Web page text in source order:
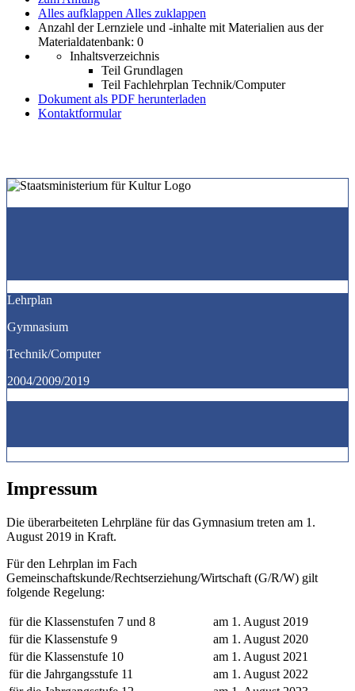
Alles aufklappen Alles zuklappen
Anzahl der Lernziele und -inhalte mit Materialien aus der
Materialdatenbank: 0
Inhaltsverzeichnis
Teil Grundlagen
Teil Fachlehrplan Technik/Computer
Dokument als PDF herunterladen
Kontaktformular
Lehrplan
Gymnasium
Technik/Computer
2004/2009/2019
Impressum
Die überarbeiteten Lehrpläne für das Gymnasium treten am 1.
August 2019 in Kraft.
Für den Lehrplan im Fach
Gemeinschaftskunde/Rechtserziehung/Wirtschaft (G/R/W) gilt
folgende Regelung:
für die Klassenstufen 7 und 8
am 1. August 2019
für die Klassenstufe 9
am 1. August 2020
für die Klassenstufe 10
am 1. August 2021
für die Jahrgangsstufe 11
am 1. August 2022